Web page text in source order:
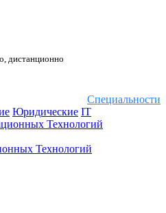
дистанционно
Специальности
Юридические IT
Технологий